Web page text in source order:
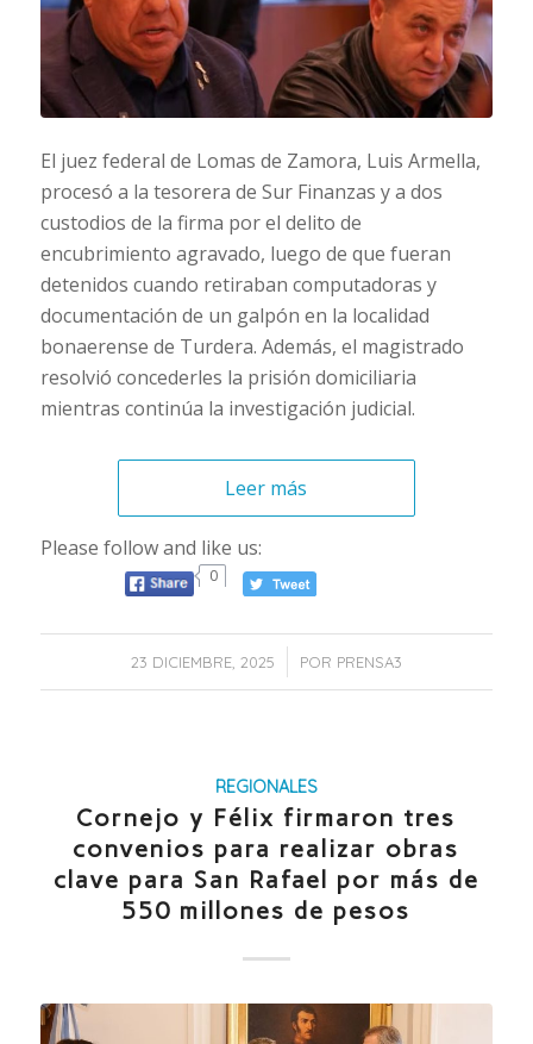
El juez federal de Lomas de Zamora, Luis Armella,
procesó a la tesorera de Sur Finanzas y a dos
custodios de la firma por el delito de
encubrimiento agravado, luego de que fueran
detenidos cuando retiraban computadoras y
documentación de un galpón en la localidad
bonaerense de Turdera. Además, el magistrado
resolvió concederles la prisión domiciliaria
mientras continúa la investigación judicial.
Leer más
Please follow and like us:
0
23 DICIEMBRE, 2025
/ POR PRENSA3
REGIONALES
Cornejo y Félix firmaron tres
convenios para realizar obras
clave para San Rafael por más de
550 millones de pesos